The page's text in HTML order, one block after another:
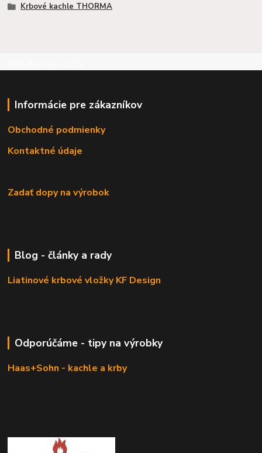
Krbové kachle THORMA
Informácie pre zákazníkov
Obchodné podmienky
Kontaktné údaje
Zadať dopy na výrobok
Blog - články a rady
Liatinové krbové vložky KF Design
Odporúčáme - tipy na výrobky
Haas+Sohn - kachle a krby